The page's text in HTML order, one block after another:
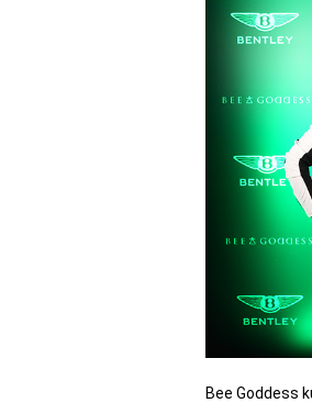
Bee Goddess